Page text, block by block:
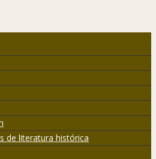
de literatura histórica